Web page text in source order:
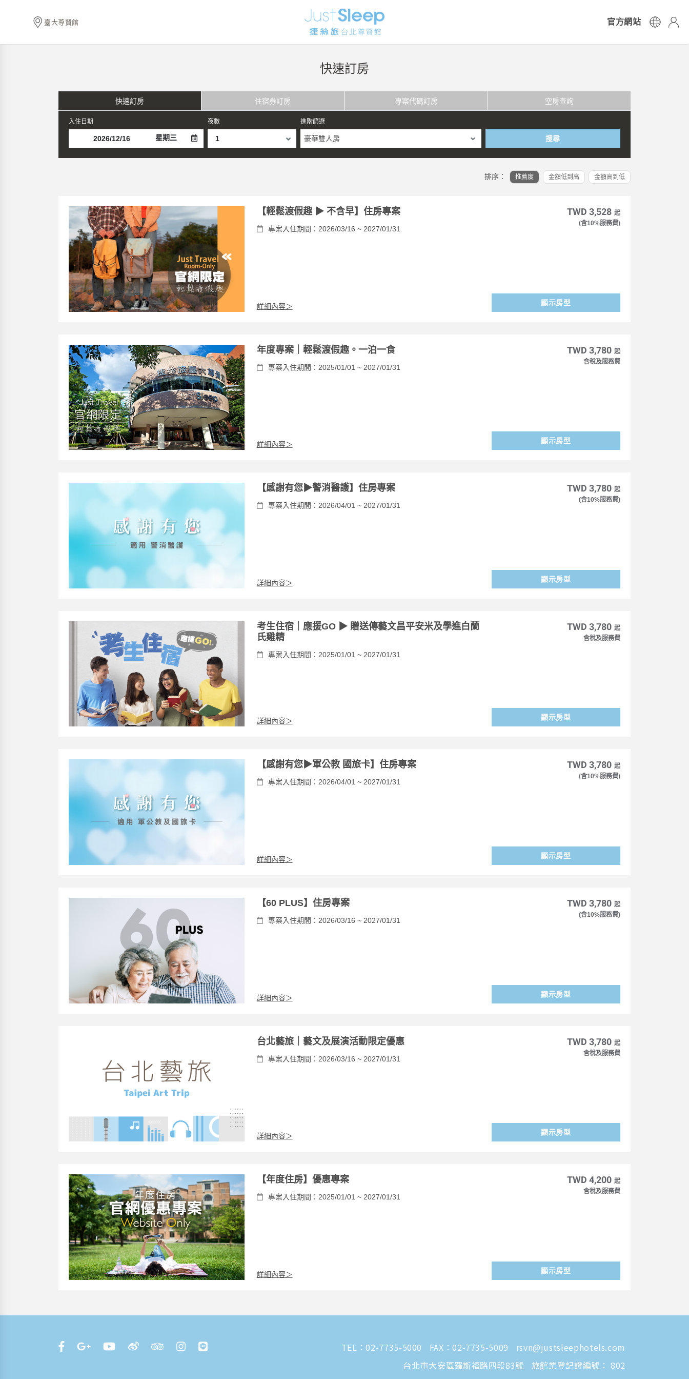
臺大尊賢館 官方網站
快速訂房
快速訂房 住宿券訂房 專案代碼訂房 空房查詢
入住日期
星期三
夜數 進階篩選
豪華雙人房 搜尋
排序： 推薦度 金額低到高 金額高到低
【輕鬆渡假趣 ▶ 不含早】住房專案
專案入住期間：2026/03/16 ~ 2027/01/31
詳細內容＞
TWD 3,528 起
(含10%服務費)
顯示房型
年度專案｜輕鬆渡假趣。一泊一食
專案入住期間：2025/01/01 ~ 2027/01/31
詳細內容＞
TWD 3,780 起
含稅及服務費
顯示房型
【感謝有您▶警消醫護】住房專案
專案入住期間：2026/04/01 ~ 2027/01/31
詳細內容＞
TWD 3,780 起
(含10%服務費)
顯示房型
考生住宿｜應援GO ▶ 贈送傳藝文昌平安米及學進白蘭
氏雞精
專案入住期間：2025/01/01 ~ 2027/01/31
詳細內容＞
TWD 3,780 起
含稅及服務費
顯示房型
【感謝有您▶軍公教 國旅卡】住房專案
專案入住期間：2026/04/01 ~ 2027/01/31
詳細內容＞
TWD 3,780 起
(含10%服務費)
顯示房型
【60 PLUS】住房專案
專案入住期間：2026/03/16 ~ 2027/01/31
詳細內容＞
TWD 3,780 起
(含10%服務費)
顯示房型
台北藝旅｜藝文及展演活動限定優惠
專案入住期間：2026/03/16 ~ 2027/01/31
詳細內容＞
TWD 3,780 起
含稅及服務費
顯示房型
【年度住房】優惠專案
專案入住期間：2025/01/01 ~ 2027/01/31
詳細內容＞
TWD 4,200 起
含稅及服務費
顯示房型
TEL：02-7735-5000 FAX：02-7735-5009
rsvn@justsleephotels.com
台北市大安區羅斯福路四段83號
旅館業登記證編號： 802